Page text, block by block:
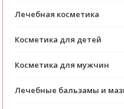
Лечебная косметика
Косметика для детей
Косметика для мужчин
Лечебные бальзамы и